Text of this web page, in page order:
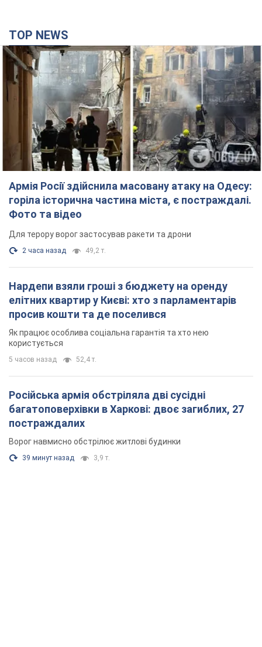
TOP NEWS
Армія Росії здійснила масовану атаку на Одесу:
горіла історична частина міста, є постраждалі.
Фото та відео
Для терору ворог застосував ракети та дрони
2 часа назад 49,2 т.
Нардепи взяли гроші з бюджету на оренду
елітних квартир у Києві: хто з парламентарів
просив кошти та де поселився
Як працює особлива соціальна гарантія та хто нею
користується
5 часов назад 52,4 т.
Російська армія обстріляла дві сусідні
багатоповерхівки в Харкові: двоє загиблих, 27
постраждалих
Ворог навмисно обстрілює житлові будинки
39 минут назад 3,9 т.